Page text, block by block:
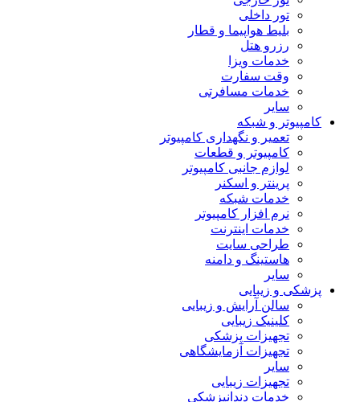
تور داخلی
بلیط هواپیما و قطار
رزرو هتل
خدمات ویزا
وقت سفارت
خدمات مسافرتی
سایر
کامپیوتر و شبکه
تعمیر و نگهداری کامپیوتر
کامپیوتر و قطعات
لوازم جانبی کامپیوتر
پرینتر و اسکنر
خدمات شبکه
نرم افزار کامپیوتر
خدمات اینترنت
طراحی سایت
هاستینگ و دامنه
سایر
پزشکی و زیبایی
سالن آرایش و زیبایی
کلینیک زیبایی
تجهیزات پزشکی
تجهیزات آزمایشگاهی
سایر
تجهیزات زیبایی
خدمات دندانپزشکی